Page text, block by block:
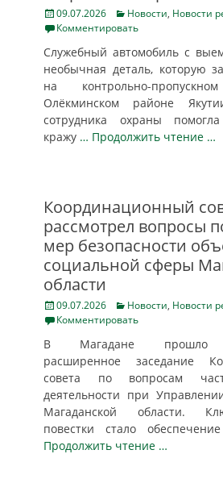
Posted
on
09.07.2026 Categories
Новости, Новости
Комментировать
Служебный автомобиль с
необычная деталь, которую
на контрольно-
Олёкминском районе
сотрудника охраны
кражу … Продолжить чтение …
Координационный
рассмотрел вопросы
мер безопасности
социальной сферы
области
Posted
on
09.07.2026 Categories
Новости, Новости
Комментировать
В Магадане прошло
расширенное заседание
совета по вопросам
деятельности при
Магаданской области.
повестки стало
Продолжить чтение …